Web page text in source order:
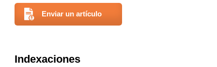
Enviar un artículo
Indexaciones